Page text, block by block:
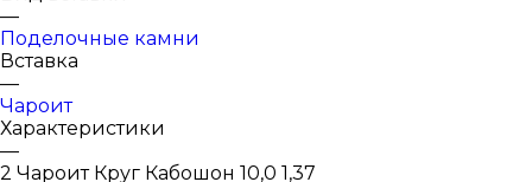
—
Поделочные камни
Вставка
—
Чароит
Характеристики
—
2 Чароит Круг Кабошон 10,0 1,37